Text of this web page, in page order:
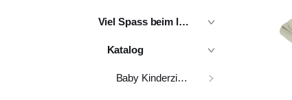
Viel Spass beim lesen
Katalog
Baby Kinderzimmer